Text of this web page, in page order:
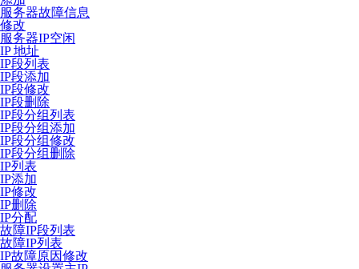
服务器故障信息
修改
服务器IP空闲
IP 地址
IP段列表
IP段添加
IP段修改
IP段删除
IP段分组列表
IP段分组添加
IP段分组修改
IP段分组删除
IP列表
IP添加
IP修改
IP删除
IP分配
故障IP段列表
故障IP列表
IP故障原因修改